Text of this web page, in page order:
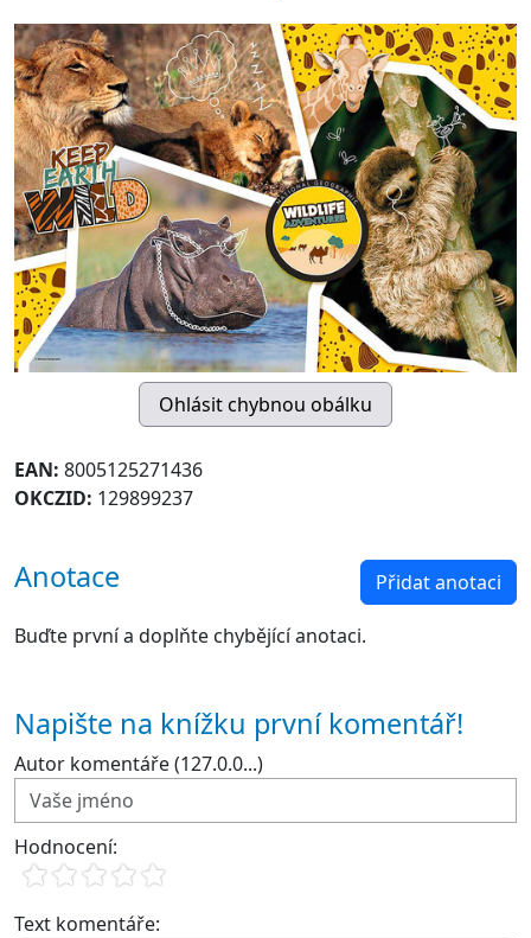
EAN: 8005125271436
OKCZID: 129899237
Anotace Přidat anotaci
Buďte první a doplňte chybějící anotaci.
Napište na knížku první komentář!
Autor komentáře (127.0.0...)
Hodnocení:
Text komentáře: